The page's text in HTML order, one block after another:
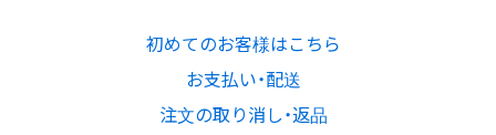
初めてのお客様はこちら
お支払い・配送
注文の取り消し・返品